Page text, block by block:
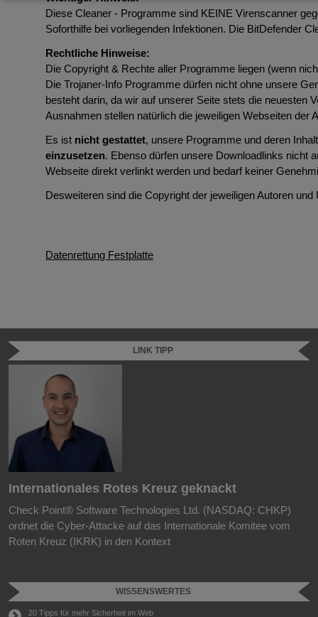
Diese Cleaner - Programme sind KEINE Virenscanner
Soforthilfe bei vorliegenden Infektionen. Die BitDefender
Rechtliche Hinweise:
Die Copyright & Rechte aller Programme liegen (wenn
Die Trojaner-Info Programme dürfen nicht ohne unsere
besteht darin, da wir auf unserer Seite stets die neuesten
Ausnahmen stellen natürlich die jeweiligen Webseiten der
Es ist nicht gestattet, unsere Programme und deren
einzusetzen. Ebenso dürfen unsere Downloadlinks nicht
Webseite direkt verlinkt werden und bedarf keiner
Desweiteren sind die Copyright der jeweiligen Autoren
Datenrettung Festplatte
LINK TIPP
Internationales Rotes Kreuz geknackt
Check Point® Software Technologies Ltd. (NASDAQ: CHKP)
ordnet die Cyber-Attacke auf das Internationale Komitee vom
Roten Kreuz (IKRK) in den Kontext
WISSENSWERTES
20 Tipps für mehr Sicherheit im Web